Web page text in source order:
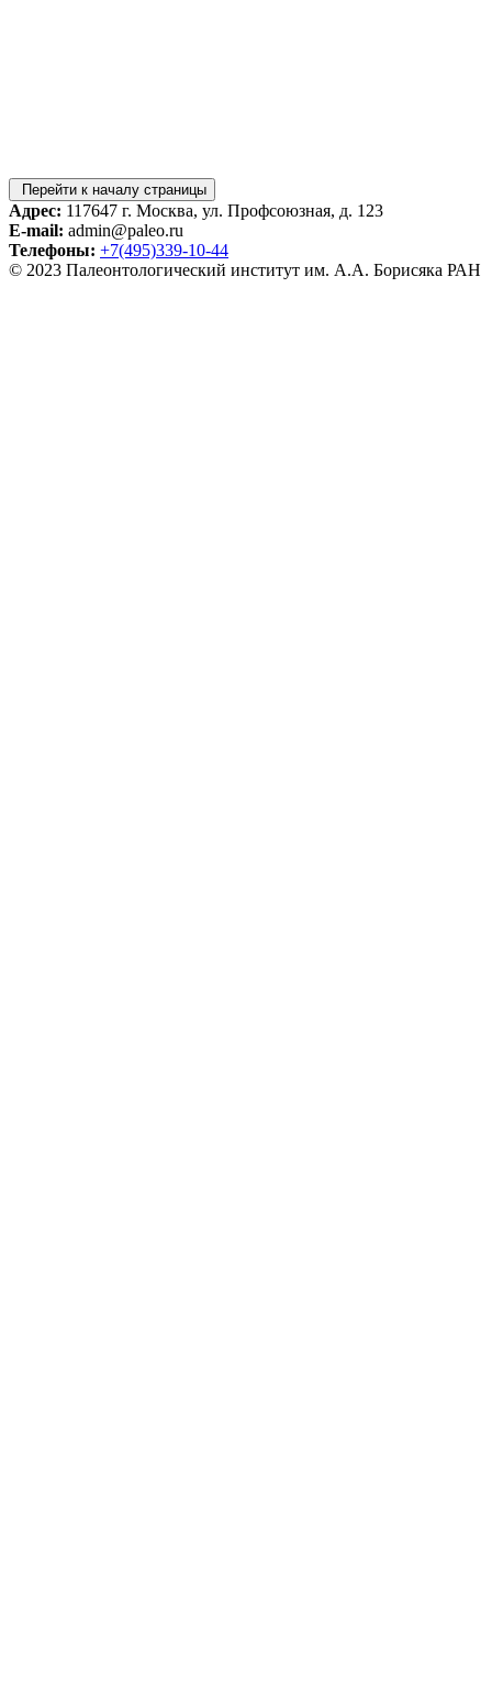
Перейти к началу страницы
Адрес: 117647 г. Москва, ул. Профсоюзная, д. 123
E-mail: admin@paleo.ru
Телефоны: +7(495)339-10-44
© 2023 Палеонтологический институт им. А.А. Борисяка РАН